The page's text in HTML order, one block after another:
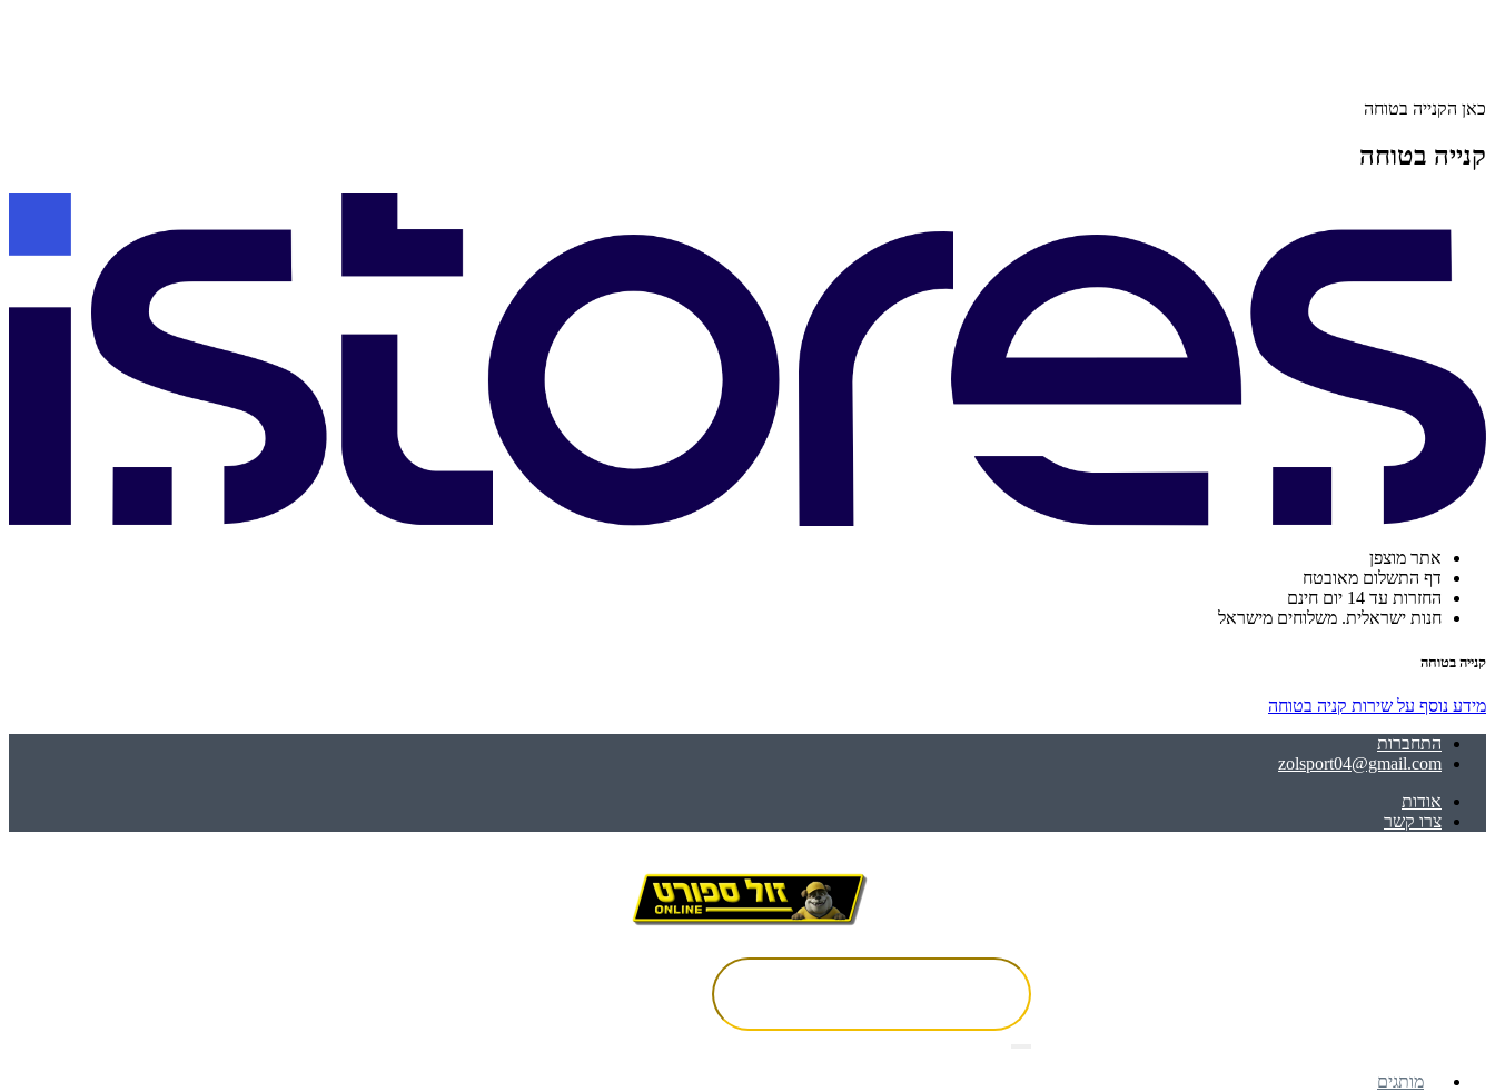
כאן הקנייה בטוחה
קנייה בטוחה
אתר מוצפן
דף התשלום מאובטח
החזרות עד 14 יום חינם
חנות ישראלית. משלוחים מישראל
קנייה בטוחה
מידע נוסף על שירות קניה בטוחה
התחברות
zolsport04@gmail.com
אודות
צרו קשר
מותגים